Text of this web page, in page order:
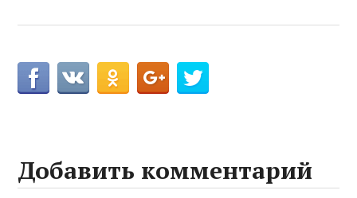
Добавить комментарий